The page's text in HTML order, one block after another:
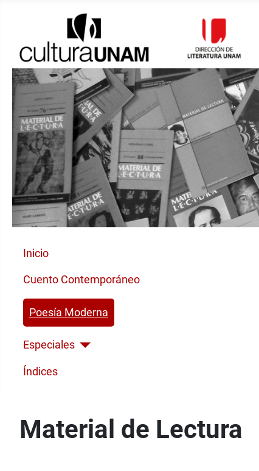
Inicio
Cuento Contemporáneo
Poesía Moderna
Especiales
Índices
Material de Lectura